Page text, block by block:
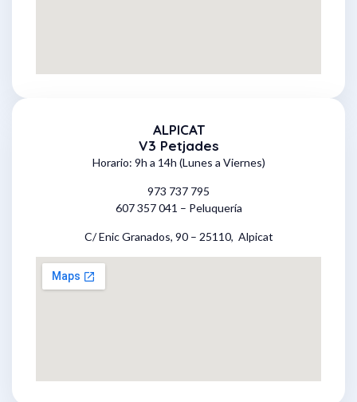
ALPICAT
V3 Petjades
Horario: 9h a 14h (Lunes a Viernes)
973 737 795
607 357 041 – Peluquería
C/ Enic Granados, 90 – 25110, Alpicat